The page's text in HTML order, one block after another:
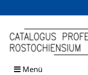
Browsen
direkt zum Inhalt
Menü